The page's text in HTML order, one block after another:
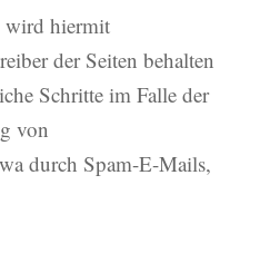
wird hiermit
der Seiten behalten
Schritte im Falle der
von
durch Spam-E-Mails,